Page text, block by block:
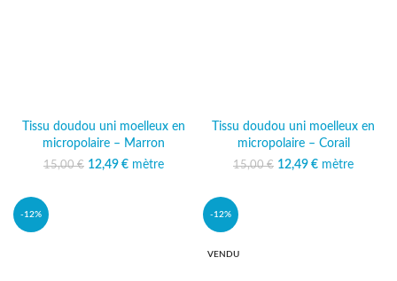
Tissu doudou uni moelleux en
micropolaire – Marron
15,00€ Le prix initial était :
12,49 €
Le prix
mètre
Tissu doudou uni moelleux en
micropolaire – Corail
15,00€ Le prix initial était :
12,49 €
Le prix
mètre
-12% -12%
VENDU